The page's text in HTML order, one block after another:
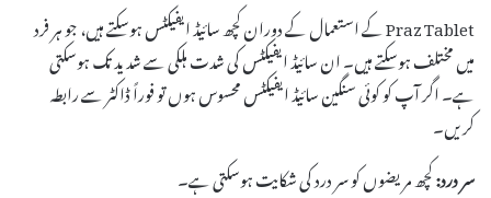
Praz Tablet کے استعمال کے دوران کچھ سائیڈ ایفیکٹس ہوسکتے ہیں، جو ہر فرد
میں مختلف ہوسکتے ہیں۔ ان سائیڈ ایفیکٹس کی شدت ہلکی سے شدید تک ہوسکتی
ہے۔ اگر آپ کو کوئی سنگین سائیڈ ایفیکٹس محسوس ہوں تو فوراً ڈاکٹر سے رابطہ
کریں۔
سر درد:کچھ مریضوں کو سر درد کی شکایت ہوسکتی ہے۔